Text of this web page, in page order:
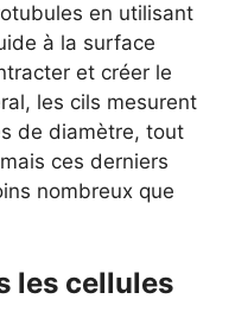
en utilisant
à la surface
et créer le
les cils mesurent
de diamètre, tout
ces derniers
nombreux que
les cellules